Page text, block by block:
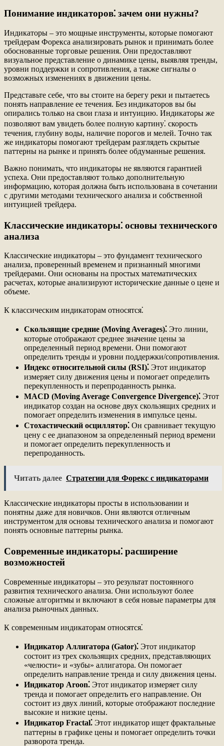
Понимание индикаторов⁚ зачем они нужны?
Индикаторы – это мощные инструменты, которые помогают
трейдерам Форекса анализировать рынок и принимать более
обоснованные торговые решения. Они предоставляют
визуальное представление о динамике цены, выявляя тренды,
уровни поддержки и сопротивления, а также сигналы о
возможных изменениях в движении цены.
Представьте себе, что вы стоите на берегу реки и пытаетесь
понять направление ее течения. Без индикаторов вы бы
опирались только на свои глаза и интуицию. Индикаторы же
позволяют вам увидеть более полную картину⁚ скорость
течения, глубину воды, наличие порогов и мелей. Точно так
же индикаторы помогают трейдерам разглядеть скрытые
паттерны на рынке и принять более обдуманные решения.
Важно понимать, что индикаторы не являются гарантией
успеха. Они предоставляют только дополнительную
информацию, которая должна быть использована в сочетании
с другими методами технического анализа и собственной
интуицией трейдера.
Классические индикаторы⁚ основы технического
анализа
Классические индикаторы – это фундамент технического
анализа, проверенный временем и признанный многими
трейдерами. Они основаны на простых математических
расчетах, которые анализируют исторические данные о цене и
объеме.
К классическим индикаторам относятся⁚
Скользящие средние (Moving Averages)⁚ Это линии,
которые отображают среднее значение цены за
определенный период времени. Они помогают
определить тренды и уровни поддержки/сопротивления.
Индекс относительной силы (RSI)⁚ Этот индикатор
измеряет силу движения цены и помогает определить
перекупленность и перепроданность рынка.
MACD (Moving Average Convergence Divergence)⁚ Этот
индикатор создан на основе двух скользящих средних и
помогает определить изменения в импульсе цены.
Стохастический осциллятор⁚ Он сравнивает текущую
цену с ее диапазоном за определенный период времени
и помогает определить перекупленность и
перепроданность.
Читать далее Стратегии для Форекс с индикаторами
Классические индикаторы просты в использовании и
понятны даже для новичков. Они являются отличным
инструментом для основы технического анализа и помогают
понять основные паттерны рынка.
Современные индикаторы⁚ расширение
возможностей
Современные индикаторы – это результат постоянного
развития технического анализа. Они используют более
сложные алгоритмы и включают в себя новые параметры для
анализа рыночных данных.
К современным индикаторам относятся⁚
Индикатор Аллигатора (Gator)⁚ Этот индикатор
состоит из трех скользящих средних, представляющих
«челюсти» и «зубы» аллигатора. Он помогает
определить направление тренда и силу движения цены.
Индикатор Aroon⁚ Этот индикатор измеряет силу
тренда и помогает определить его направление. Он
состоит из двух линий, которые отображают последние
высокие и низкие цены.
Индикатор Fractal⁚ Этот индикатор ищет фрактальные
паттерны в графике цены и помогает определить точки
разворота тренда.